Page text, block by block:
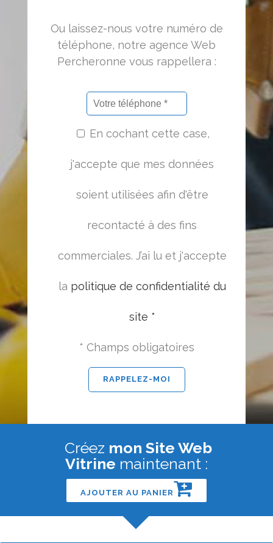
Ou laissez-nous votre numéro de
téléphone, notre agence Web
Percheronne vous rappellera :
En cochant cette case,
j'accepte que mes données
soient utilisées afin d'être
recontacté à des fins
commerciales. J’ai lu et j'accepte
la politique de confidentialité du
site *
* Champs obligatoires
Créez mon Site Web
Vitrine maintenant :
AJOUTER AU PANIER